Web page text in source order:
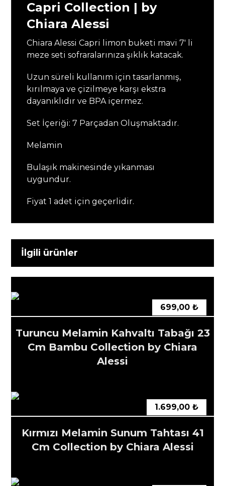
Capri Collection | by
Chiara Alessi
Chiara Alessi Capri limon buketi mavi 7′ li
meze seti sofraralarınıza şıklık katacak.
Uzun süreli kullanım için tasarlanmış,
kırılmaya ve çizilmeye karşı ekstra
dayanıklıdır ve BPA içermez.
Set İçeriği: 7 Parçadan Oluşmaktadır.
Melamin
Bulaşık makinesinde yıkanması
uygundur.
Fiyat 1 adet için geçerlidir.
İlgili ürünler
Turuncu Melamin Kahvaltı Tabağı 23
Cm Bambu Collection by Chiara
Alessi
699,00 ₺
Kırmızı Melamin Sunum Tahtası 41
Cm Collection by Chiara Alessi
1.699,00 ₺